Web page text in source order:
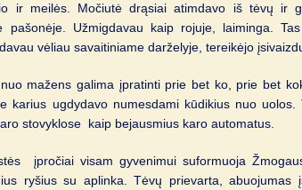
ir meilės. Močiutė drąsiai atimdavo iš tėvų ir
pašonėje. Užmigdavau kaip rojuje, laiminga.
vėliau savaitiniame darželyje, tereikėjo
mažens galima įpratinti prie bet ko, prie bet
karius ugdydavo numesdami kūdikius nuo uolos.
stovyklose kaip bejausmius karo automatus.
įpročiai visam gyvenimui suformuoja
ryšius su aplinka. Tėvų prievarta, abuojumas